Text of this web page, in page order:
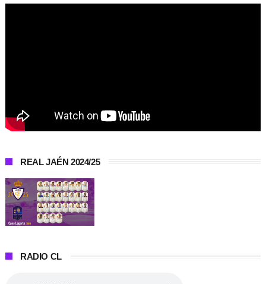
REAL JAÉN 2024/25
RADIO CL